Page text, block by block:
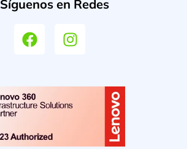
Síguenos en Redes